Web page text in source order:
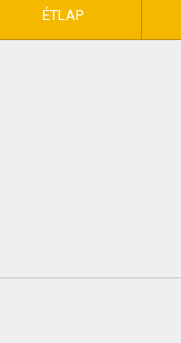
ÉTLAP